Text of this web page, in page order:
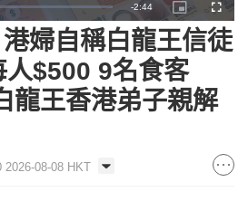
Remaining
Time
-2:44
Picture-
in-
Picture
婦自稱白龍王信徒
人$500 9名食客
龍王香港弟子親解
2026-08-08 HKT